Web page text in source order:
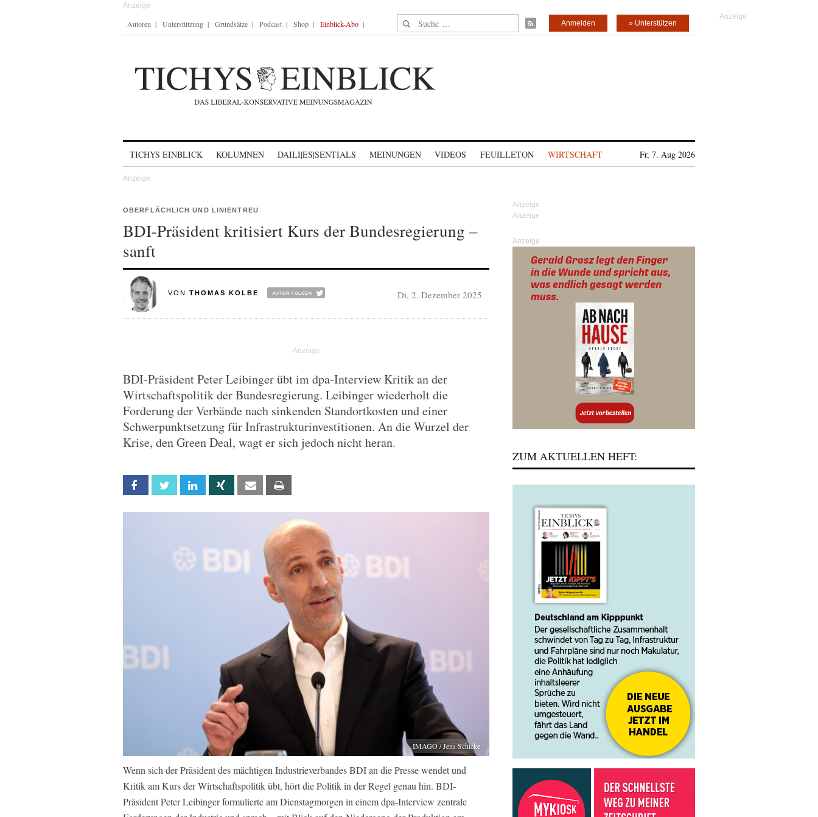
Autoren Unterstützung Grundsätze Podcast Shop Einblick-Abo Suche nach: » Unterstützen
Anmelden
TICHYS EINBLICK KOLUMNEN DAILI|ES|SENTIALS MEINUNGEN VIDEOS FEUILLETON WIRTSCHAFT Fr, 7. Aug 2026
OBERFLÄCHLICH UND LINIENTREU
BDI-Präsident kritisiert Kurs der Bundesregierung –
sanft
VON THOMAS KOLBE Di, 2. Dezember 2025
BDI-Präsident Peter Leibinger übt im dpa-Interview Kritik an der
Wirtschaftspolitik der Bundesregierung. Leibinger wiederholt die
Forderung der Verbände nach sinkenden Standortkosten und einer
Schwerpunktsetzung für Infrastrukturinvestitionen. An die Wurzel der
Krise, den Green Deal, wagt er sich jedoch nicht heran.
Facebook Twitter Linkedin Xing Email
IMAGO / Jens Schicke
Wenn sich der Präsident des mächtigen Industrieverbandes BDI an die Presse wendet und
Kritik am Kurs der Wirtschaftspolitik übt, hört die Politik in der Regel genau hin. BDI-
Präsident Peter Leibinger formulierte am Dienstagmorgen in einem dpa-Interview zentrale
Anzeige
ZUM AKTUELLEN HEFT: